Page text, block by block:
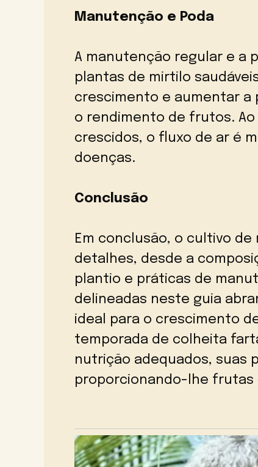
Manutenção e Poda
A manutenção regular e a
plantas de mirtilo
crescimento e aumentar a
o rendimento de frutos.
crescidos, o fluxo de ar é
doenças.
Conclusão
Em conclusão, o cultivo
detalhes, desde a
plantio e práticas de
delineadas neste guia
ideal para o crescimento
temporada de colheita
nutrição adequados, suas
proporcionando-lhe frutas